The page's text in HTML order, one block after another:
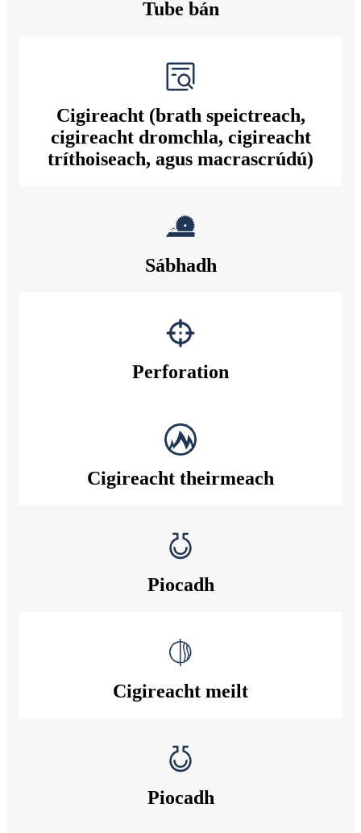
Tube bán
Cigireacht (brath speictreach,
cigireacht dromchla, cigireacht
tríthoiseach, agus macrascrúdú)
Sábhadh
Perforation
Cigireacht theirmeach
Piocadh
Cigireacht meilt
Piocadh